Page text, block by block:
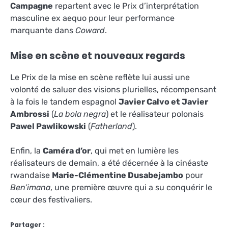
Campagne repartent avec le Prix d’interprétation
masculine ex aequo pour leur performance
marquante dans Coward.
Mise en scène et nouveaux regards
Le Prix de la mise en scène reflète lui aussi une
volonté de saluer des visions plurielles, récompensant
à la fois le tandem espagnol Javier Calvo et Javier
Ambrossi (La bola negra) et le réalisateur polonais
Pawel Pawlikowski (Fatherland).
Enfin, la Caméra d’or, qui met en lumière les
réalisateurs de demain, a été décernée à la cinéaste
rwandaise Marie-Clémentine Dusabejambo pour
Ben’imana, une première œuvre qui a su conquérir le
cœur des festivaliers.
Partager :